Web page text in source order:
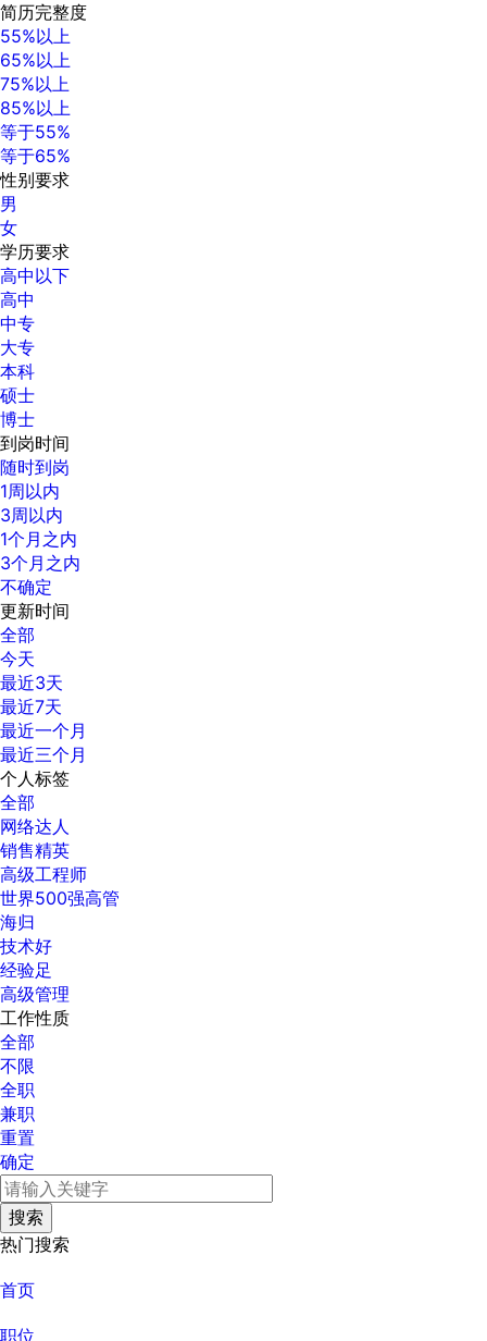
简历完整度
55%以上
65%以上
75%以上
85%以上
等于55%
等于65%
性别要求
男
女
学历要求
高中以下
高中
中专
大专
本科
硕士
博士
到岗时间
随时到岗
1周以内
3周以内
1个月之内
3个月之内
不确定
更新时间
全部
今天
最近3天
最近7天
最近一个月
最近三个月
个人标签
全部
网络达人
销售精英
高级工程师
世界500强高管
海归
技术好
经验足
高级管理
工作性质
全部
不限
全职
兼职
重置
确定
热门搜索
首页
职位